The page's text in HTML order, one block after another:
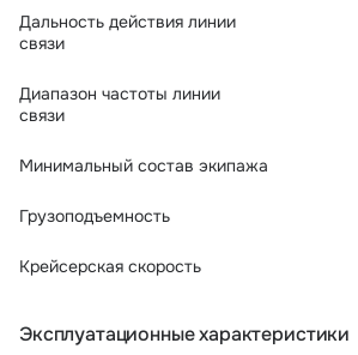
Дальность действия линии
связи
Диапазон частоты линии
связи
Минимальный состав экипажа
Грузоподъемность
Крейсерская скорость
Эксплуатационные характеристики